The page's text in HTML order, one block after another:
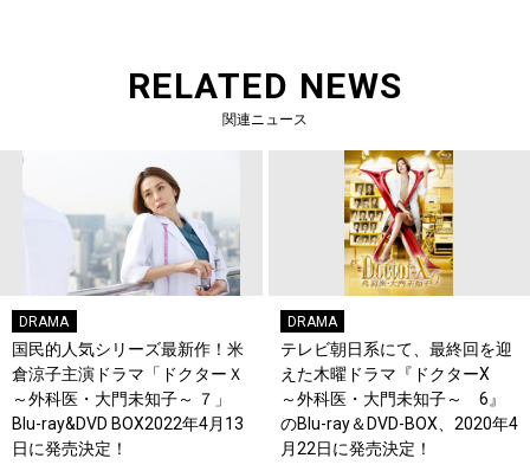
RELATED NEWS
関連ニュース
DRAMA
国民的人気シリーズ最新作！米
倉涼子主演ドラマ「ドクターＸ
～外科医・大門未知子～ ７」
Blu-ray&DVD BOX2022年4月13
日に発売決定！
DRAMA
テレビ朝日系にて、最終回を迎
えた木曜ドラマ『ドクターX
～外科医・大門未知子～ 6』
のBlu-ray＆DVD-BOX、2020年4
月22日に発売決定！